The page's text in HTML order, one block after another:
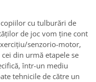
cu tulburări de
de joc vom ţine cont
senzorio-motor,
din urmă etapele se
într-un mediu
tehnicile de către un